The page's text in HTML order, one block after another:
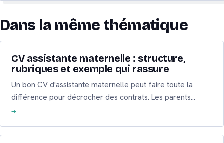
Dans la même thématique
CV assistante maternelle : structure,
rubriques et exemple qui rassure
Un bon CV d'assistante maternelle peut faire toute la
différence pour décrocher des contrats. Les parents…